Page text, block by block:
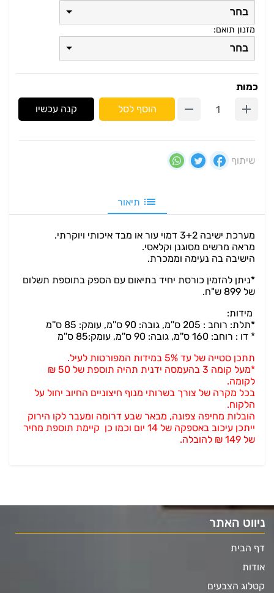
בחר
מזנון תואם:
בחר
כמות
הוסף לסל
קנה עכשיו
שיתוף
תיאור
מערכת ישיבה 3+2 דמוי עור או מבד איכותי ויוקרתי.
מראה מרשים מסוגנן וקלאסי.
הישיבה בה נעימה וממכרת.
*ניתן להזמין כורסת יחיד בתיאום עם הספק בתוספת תשלום
של 899 ש"ח.
מידות:
*תלת: רוחב : 205 ס''מ, גובה: 90 ס''מ, עומק: 85 ס''מ
* דו : רוחב: 160 ס''מ, גובה: 90 ס''מ, עומק:85 ס''מ
תתכן סטייה של עד 5% במידות המפורטות לעיל.
*מעל קומה 3 בהעמסה ידנית תהיה תוספת של 50 ₪
לקומה.
בכל מקרה של צורך בשרותי מנוף חיצוניים החיוב יחול על
הלקוח.
הובלות מחיפה צפונה, מבאר שבע דרומה ומעבר לקו הירוק
ייתכן עיכוב באספקה של 14 יום וכמו כן קיימת תוספת מחיר
של 149 ₪ להובלה.
ניווט האתר
דף הבית
אודות
קטלוג הצבעים